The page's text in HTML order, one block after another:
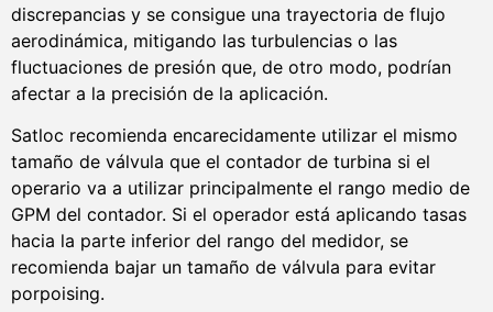
discrepancias y se consigue una trayectoria de flujo
aerodinámica, mitigando las turbulencias o las
fluctuaciones de presión que, de otro modo, podrían
afectar a la precisión de la aplicación.
Satloc recomienda encarecidamente utilizar el mismo
tamaño de válvula que el contador de turbina si el
operario va a utilizar principalmente el rango medio de
GPM del contador. Si el operador está aplicando tasas
hacia la parte inferior del rango del medidor, se
recomienda bajar un tamaño de válvula para evitar
porpoising.